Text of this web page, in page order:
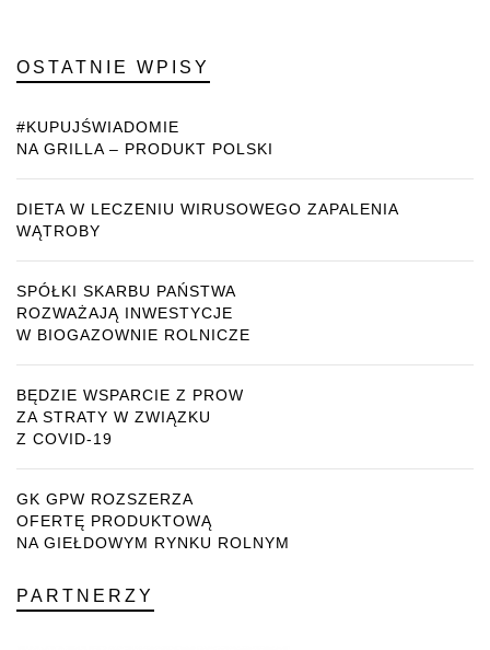
OSTATNIE WPISY
#KUPUJŚWIADOMIE
NA GRILLA – PRODUKT POLSKI
DIETA W LECZENIU WIRUSOWEGO ZAPALENIA
WĄTROBY
SPÓŁKI SKARBU PAŃSTWA
ROZWAŻAJĄ INWESTYCJE
W BIOGAZOWNIE ROLNICZE
BĘDZIE WSPARCIE Z PROW
ZA STRATY W ZWIĄZKU
Z COVID-19
GK GPW ROZSZERZA
OFERTĘ PRODUKTOWĄ
NA GIEŁDOWYM RYNKU ROLNYM
PARTNERZY